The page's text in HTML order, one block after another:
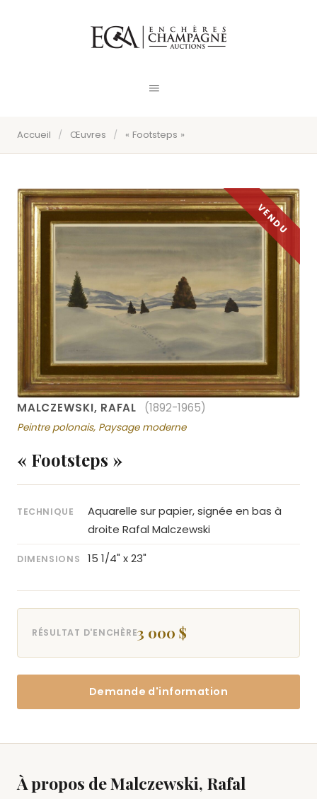
Accueil / Œuvres / « Footsteps »
MALCZEWSKI, RAFAL (1892-1965)
Peintre polonais, Paysage moderne
« Footsteps »
TECHNIQUE
Aquarelle sur papier, signée en bas à
droite Rafal Malczewski
DIMENSIONS 15 1/4" x 23"
RÉSULTAT D'ENCHÈRE3 000 $
Demande d'information
À propos de Malczewski, Rafal